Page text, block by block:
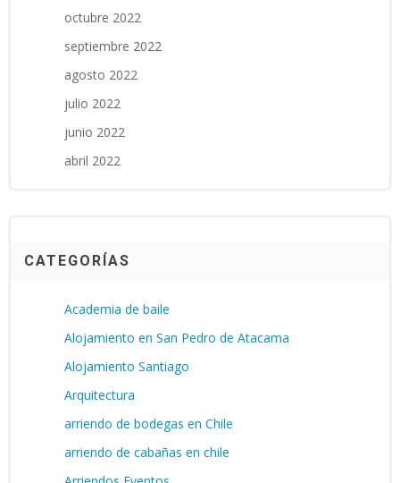
octubre 2022
septiembre 2022
agosto 2022
julio 2022
junio 2022
abril 2022
CATEGORÍAS
Academia de baile
Alojamiento en San Pedro de Atacama
Alojamiento Santiago
Arquitectura
arriendo de bodegas en Chile
arriendo de cabañas en chile